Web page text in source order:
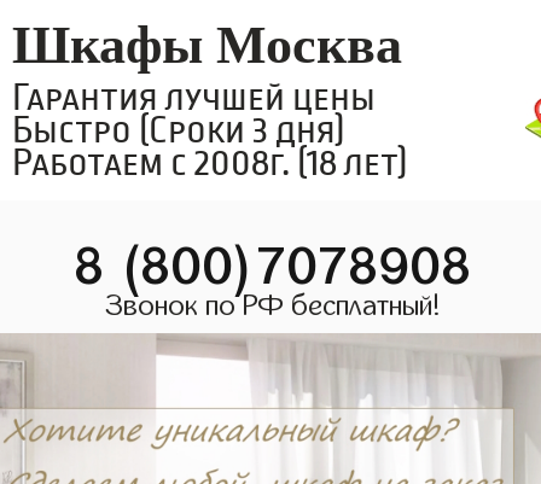
Шкафы Москва
Гарантия лучшей цены
Быстро (Сроки 3 дня)
Работаем с 2008г. (18 лет)
8 (800)7078908
Звонок по РФ бесплатный!